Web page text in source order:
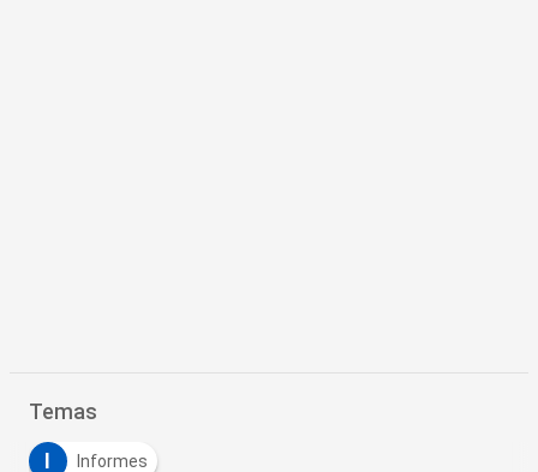
Temas
Informes